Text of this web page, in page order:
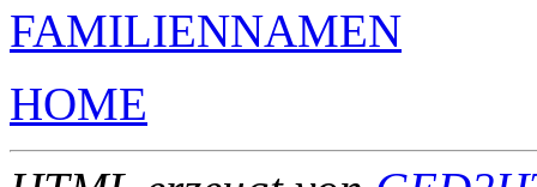
FAMILIENNAMEN
HOME